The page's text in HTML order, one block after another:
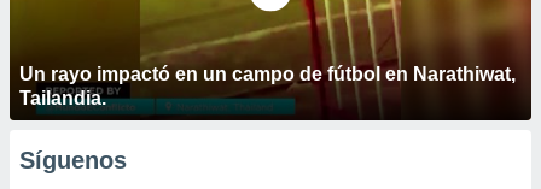
Un rayo impactó en un campo de fútbol en Narathiwat,
Tailandia.
Síguenos